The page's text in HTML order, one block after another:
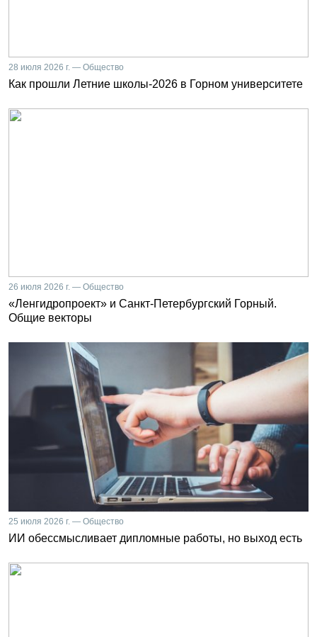
28 июля 2026 г. — Общество
Как прошли Летние школы-2026 в Горном университете
26 июля 2026 г. — Общество
«Ленгидропроект» и Санкт-Петербургский Горный.
Общие векторы
25 июля 2026 г. — Общество
ИИ обессмысливает дипломные работы, но выход есть